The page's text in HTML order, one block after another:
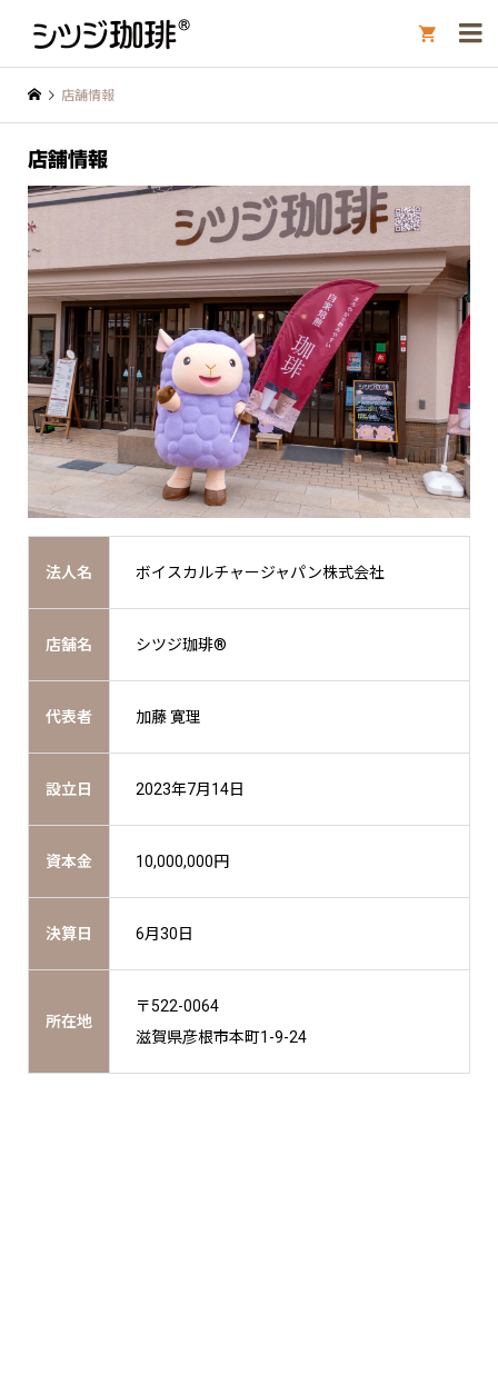

店舗情報
店舗情報
法人名 ボイスカルチャージャパン株式会社
店舗名 シツジ珈琲®
代表者 加藤 寛理
設立日 2023年7月14日
資本金 10,000,000円
決算日 6月30日
所在地
〒522-0064
滋賀県彦根市本町1-9-24